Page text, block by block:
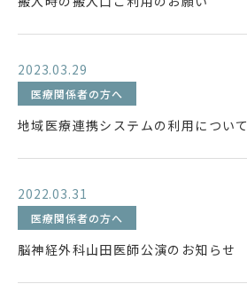
2023.03.29
医療関係者の方へ
地域医療連携システムの利用について
2022.03.31
医療関係者の方へ
脳神経外科山田医師公演のお知らせ